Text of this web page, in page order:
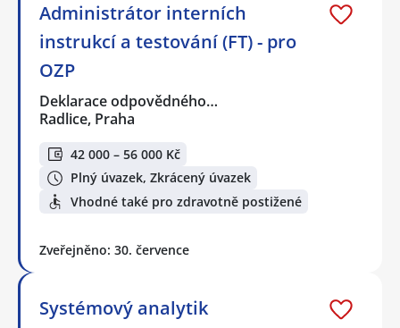
Administrátor interních
instrukcí a testování (FT) - pro
OZP
Deklarace odpovědného…
Radlice, Praha
42 000 – 56 000 Kč
Plný úvazek, Zkrácený úvazek
Vhodné také pro zdravotně postižené
Zveřejněno: 30. července
Systémový analytik